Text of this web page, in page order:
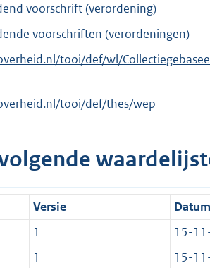
voorschrift (verordening)
voorschriften (verordeningen)
tooi/def/wl/
tooi/def/thes/wep
Versie
Datum
1
15-
1
15-